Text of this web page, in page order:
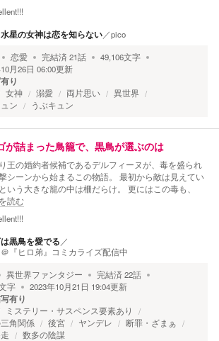
水星の女神は恋を知らない／pico
恋愛 完結済21話 49,106文字
月26日 06:00更新
り
女神 溺愛 両片思い
異世界
ン
うぶキュン
が詰まった鳥籠で、黒鳥が選ぶのは
王の婚約者候補であるデルフィーヌが、毒を盛られ
シーンから始まるこの物語。 最初から敵は見えてい
いう大きな籠の中は柵だらけ。 更にはこの毒も、
読む
黒鳥を愛でる ／
『ヒロ弟』コミカライズ配信中
異世界ファンタジー 完結済22話
字 2023年10月21日 19:04更新
有り
ミステリー・サスペンス要素あり
角関係
後宮 ヤンデレ
断罪・ざまぁ
数多の陰謀